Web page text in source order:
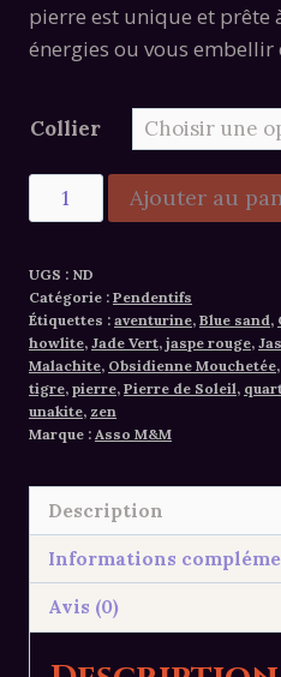
pierre est unique et prête
énergies ou vous embellir
Collier
quantité
de
pierre
lithothérapie
Ajouter au
UGS : ND
Catégorie : Pendentifs
Étiquettes : aventurine, Blue sand,
howlite, Jade Vert, jaspe rouge,
Malachite, Obsidienne Mouchetée,
tigre, pierre, Pierre de Soleil,
unakite, zen
Marque : Asso M&M
Description
Informations
Avis (0)